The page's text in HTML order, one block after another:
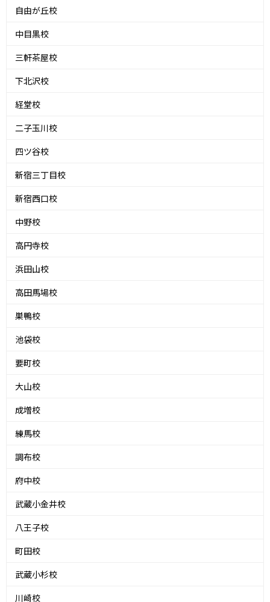
自由が丘校
中目黒校
三軒茶屋校
下北沢校
経堂校
二子玉川校
四ツ谷校
新宿三丁目校
新宿西口校
中野校
高円寺校
浜田山校
高田馬場校
巣鴨校
池袋校
要町校
大山校
成増校
練馬校
調布校
府中校
武蔵小金井校
八王子校
町田校
武蔵小杉校
川崎校